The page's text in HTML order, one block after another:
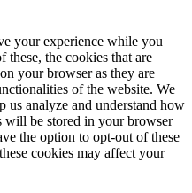
your experience while you
these, the cookies that are
your browser as they are
of the website. We
us analyze and understand how
will be stored in your browser
the option to opt-out of these
cookies may affect your